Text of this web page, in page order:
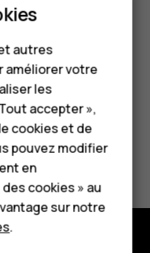
sur votre
autres
améliorer votre
les
accepter »,
cookies et de
pouvez modifier
en
cookies » au
sur notre
.